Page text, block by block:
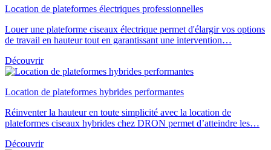
Location de plateformes électriques professionnelles
Louer une plateforme ciseaux électrique permet d'élargir vos options
de travail en hauteur tout en garantissant une intervention…
Découvrir
Location de plateformes hybrides performantes
Réinventer la hauteur en toute simplicité avec la location de
plateformes ciseaux hybrides chez DRON permet d’atteindre les…
Découvrir